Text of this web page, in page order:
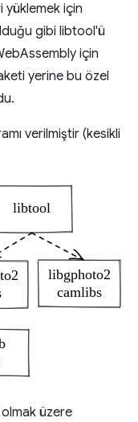
yüklemek için
gibi libtool'ü
için
yerine bu özel
verilmiştir (kesikli
olmak üzere